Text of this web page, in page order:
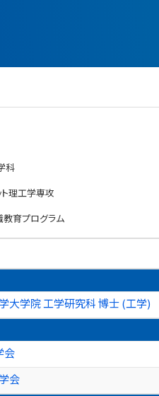
科
理工学専攻
育プログラム
大学院 工学研究科 博士 (工学)
会
会